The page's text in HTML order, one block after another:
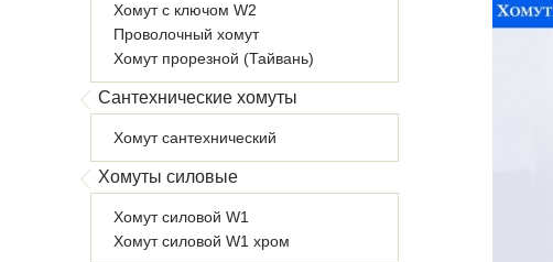
Хомут с ключом W2
Проволочный хомут
Хомут прорезной (Тайвань)
Сантехнические хомуты
Хомут сантехнический
Хомуты силовые
Хомут силовой W1
Хомут силовой W1 хром